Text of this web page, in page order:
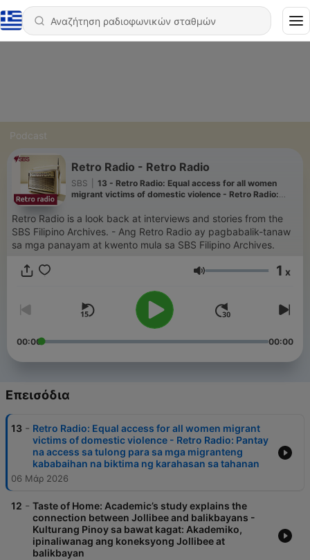
Podcast
Retro Radio - Retro Radio
SBS
13 - Retro Radio: Equal access for all women
migrant victims of domestic violence - Retro Radio:
kababaihan na biktima ng karahasan sa tahanan
Retro Radio is a look back at interviews and stories from the
SBS Filipino Archives. - Ang Retro Radio ay pagbabalik-tanaw
sa mga panayam at kwento mula sa SBS Filipino Archives.
Ένταση 1 x
00:00 00:00
Επεισόδια
13 - Retro Radio: Equal access for all women migrant
victims of domestic violence - Retro Radio: Pantay
na access sa tulong para sa mga migranteng
kababaihan na biktima ng karahasan sa tahanan
06 Μάρ 2026
12 - Taste of Home: Academic’s study explains the
connection between Jollibee and balikbayans -
Kulturang Pinoy sa bawat kagat: Akademiko,
ipinaliwanag ang koneksyong Jollibee at
balikbayan